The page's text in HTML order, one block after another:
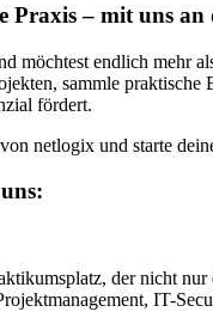
Praxis – mit uns an
möchtest endlich mehr
sammle
fördert.
netlogix und starte
der nicht
IT-